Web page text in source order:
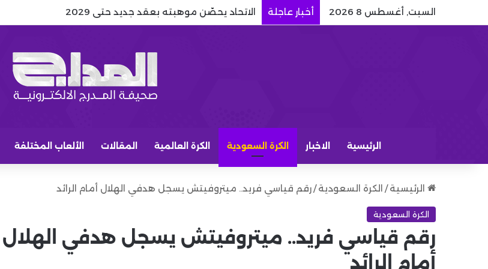
السبت, أغسطس 8 2026 أخبار عاجلة الاتحاد يحصّن موهبته بعقد جديد حتى 2029
الرئيسية الاخبار الكرة السعودية الكرة العالمية المقالات الألعاب المختلفة
الرئيسية / الكرة السعودية /رقم قياسي فريد.. ميتروفيتش يسجل هدفي الهلال أمام الرائد
الكرة السعودية
رقم قياسي فريد.. ميتروفيتش يسجل هدفي الهلال
أمام الرائد